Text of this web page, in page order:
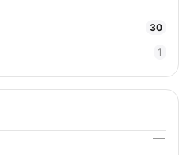
30
1